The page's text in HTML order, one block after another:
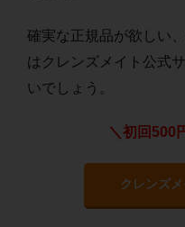
確実な正規品が欲しい
はクレンズメイト公式
いでしょう。
＼初回500
クレンズ